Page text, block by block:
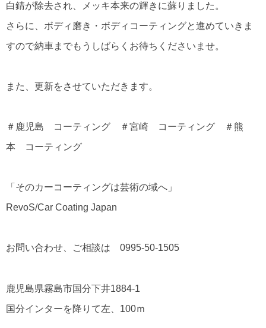
白錆が除去され、メッキ本来の輝きに蘇りました。
さらに、ボディ磨き・ボディコーティングと進めていきま
すので納車までもうしばらくお待ちくださいませ。
また、更新をさせていただきます。
＃鹿児島 コーティング ＃宮崎 コーティング ＃熊
本 コーティング
「そのカーコーティングは芸術の域へ」
RevoS/Car Coating Japan
お問い合わせ、ご相談は 0995-50-1505
鹿児島県霧島市国分下井1884-1
国分インターを降りて左、100ｍ